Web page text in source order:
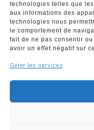
technologies telles que
aux informations des
technologies nous
le comportement de
fait de ne pas consentir
avoir un effet négatif sur
Gérer les services
Annuaire des
votre activité dans